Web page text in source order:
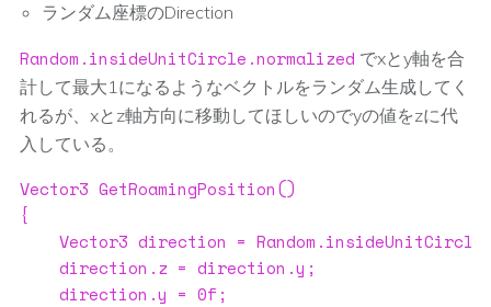
ランダム座標のDirection
Random.insideUnitCircle.normalized でxとy軸を合
計して最大1になるようなベクトルをランダム生成してく
れるが、xとz軸方向に移動してほしいのでyの値をzに代
入している。
Vector3 GetRoamingPosition()
{
Vector3 direction =
    direction.z = direction.y;
    direction.y = 0f;